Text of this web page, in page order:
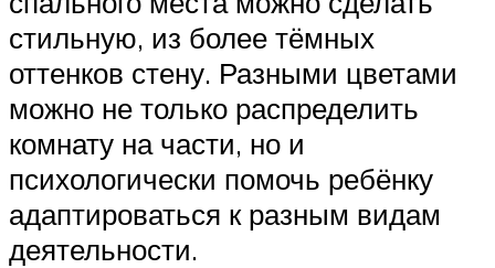
стильную, из более тёмных
оттенков стену. Разными цветами
можно не только распределить
комнату на части, но и
психологически помочь ребёнку
адаптироваться к разным видам
деятельности.